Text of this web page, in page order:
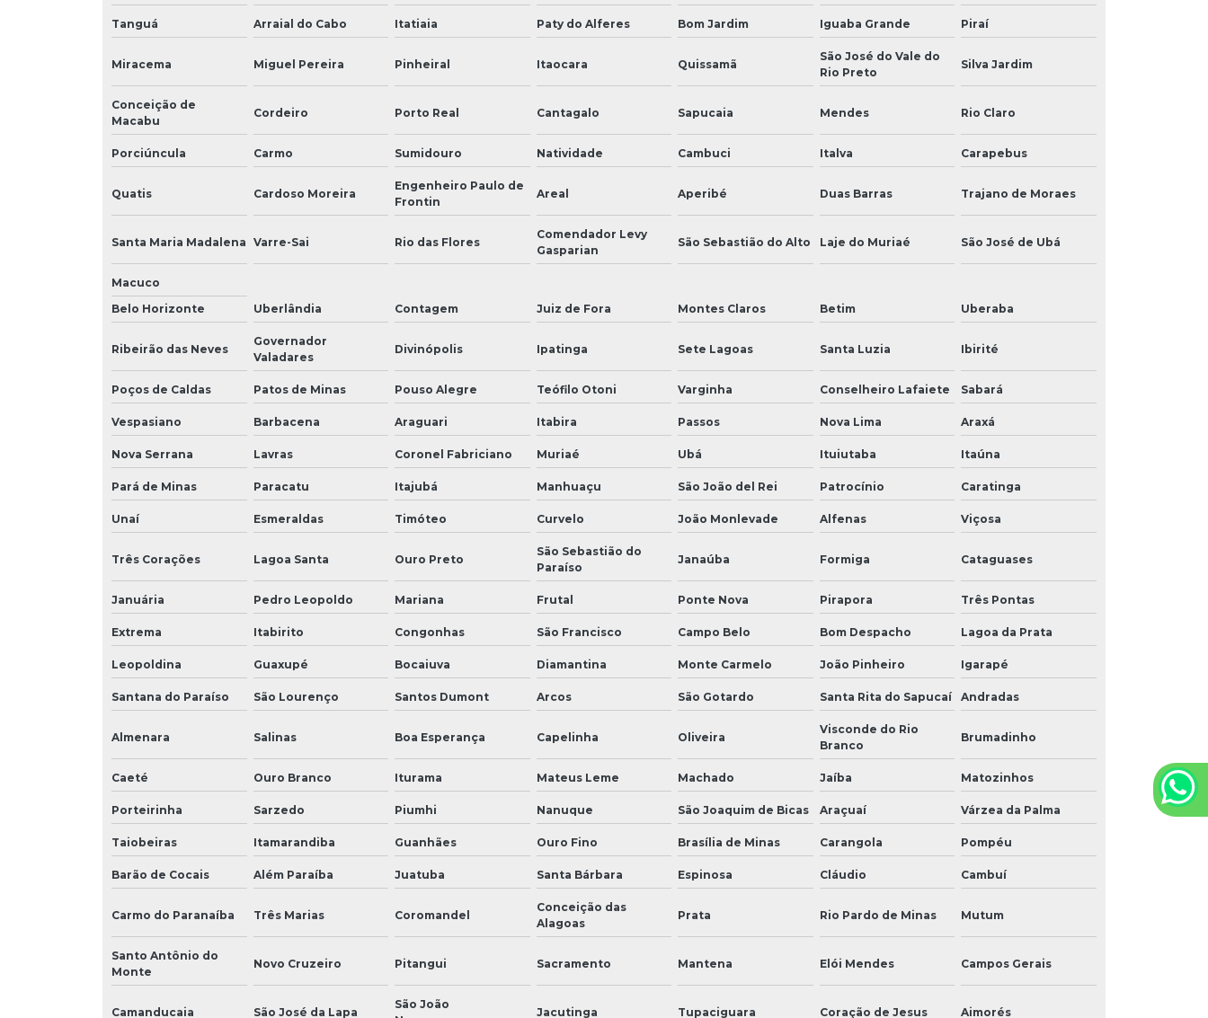
Tanguá Arraial do Cabo Itatiaia Paty do Alferes Bom Jardim Iguaba Grande Piraí
Miracema Miguel Pereira Pinheiral Itaocara Quissamã
São José do Vale do
Rio Preto
Silva Jardim
Conceição de
Macabu
Cordeiro Porto Real Cantagalo Sapucaia Mendes Rio Claro
Porciúncula Carmo Sumidouro Natividade Cambuci Italva Carapebus
Quatis Cardoso Moreira
Engenheiro Paulo de
Frontin
Areal Aperibé Duas Barras Trajano de Moraes
Santa Maria Madalena Varre-Sai Rio das Flores
Comendador Levy
Gasparian
São Sebastião do Alto Laje do Muriaé São José de Ubá
Macuco
Belo Horizonte
Uberlândia Contagem Juiz de Fora Montes Claros Betim Uberaba
Ribeirão das Neves
Governador
Valadares
Divinópolis Ipatinga Sete Lagoas Santa Luzia Ibirité
Poços de Caldas Patos de Minas Pouso Alegre Teófilo Otoni Varginha Conselheiro Lafaiete Sabará
Vespasiano Barbacena Araguari Itabira Passos Nova Lima Araxá
Nova Serrana Lavras Coronel Fabriciano Muriaé Ubá Ituiutaba Itaúna
Pará de Minas Paracatu Itajubá Manhuaçu São João del Rei Patrocínio Caratinga
Unaí Esmeraldas Timóteo Curvelo João Monlevade Alfenas Viçosa
Três Corações Lagoa Santa Ouro Preto
São Sebastião do
Paraíso
Janaúba Formiga Cataguases
Januária Pedro Leopoldo Mariana Frutal Ponte Nova Pirapora Três Pontas
Extrema Itabirito Congonhas São Francisco Campo Belo Bom Despacho Lagoa da Prata
Leopoldina Guaxupé Bocaiuva Diamantina Monte Carmelo João Pinheiro Igarapé
Santana do Paraíso São Lourenço Santos Dumont Arcos São Gotardo Santa Rita do Sapucaí Andradas
Almenara Salinas Boa Esperança Capelinha Oliveira
Visconde do Rio
Branco
Brumadinho
Caeté Ouro Branco Iturama Mateus Leme Machado Jaíba Matozinhos
Porteirinha Sarzedo Piumhi Nanuque São Joaquim de Bicas Araçuaí Várzea da Palma
Taiobeiras Itamarandiba Guanhães Ouro Fino Brasília de Minas Carangola Pompéu
Barão de Cocais Além Paraíba Juatuba Santa Bárbara Espinosa Cláudio Cambuí
Carmo do Paranaíba Três Marias Coromandel
Conceição das
Alagoas
Prata Rio Pardo de Minas Mutum
Santo Antônio do
Monte
Novo Cruzeiro Pitangui Sacramento Mantena Elói Mendes Campos Gerais
Camanducaia São José da Lapa
São João
Jacutinga Tupaciguara Coração de Jesus Aimorés